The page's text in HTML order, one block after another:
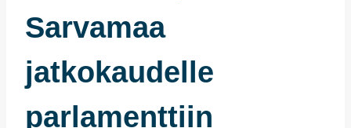
Sarvamaa
jatkokaudelle
parlamenttiin